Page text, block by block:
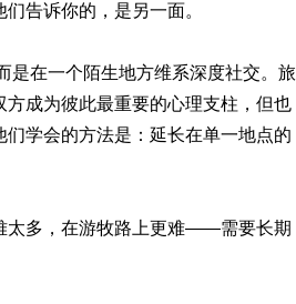
告诉你的，是另一面。
是在一个陌生地方维系深度社交。旅
成为彼此最重要的心理支柱，但也
学会的方法是：延长在单一地点的
太多，在游牧路上更难——需要长期